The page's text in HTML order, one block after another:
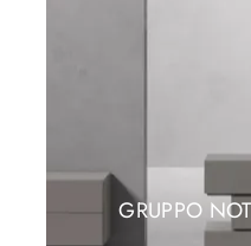
GRUPPO